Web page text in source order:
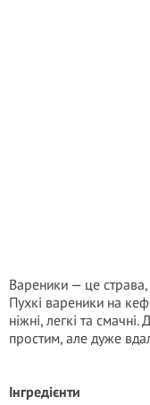
Вареники — це
Пухкі вареники на
ніжні, легкі та
простим, але дуже
Інгредієнти